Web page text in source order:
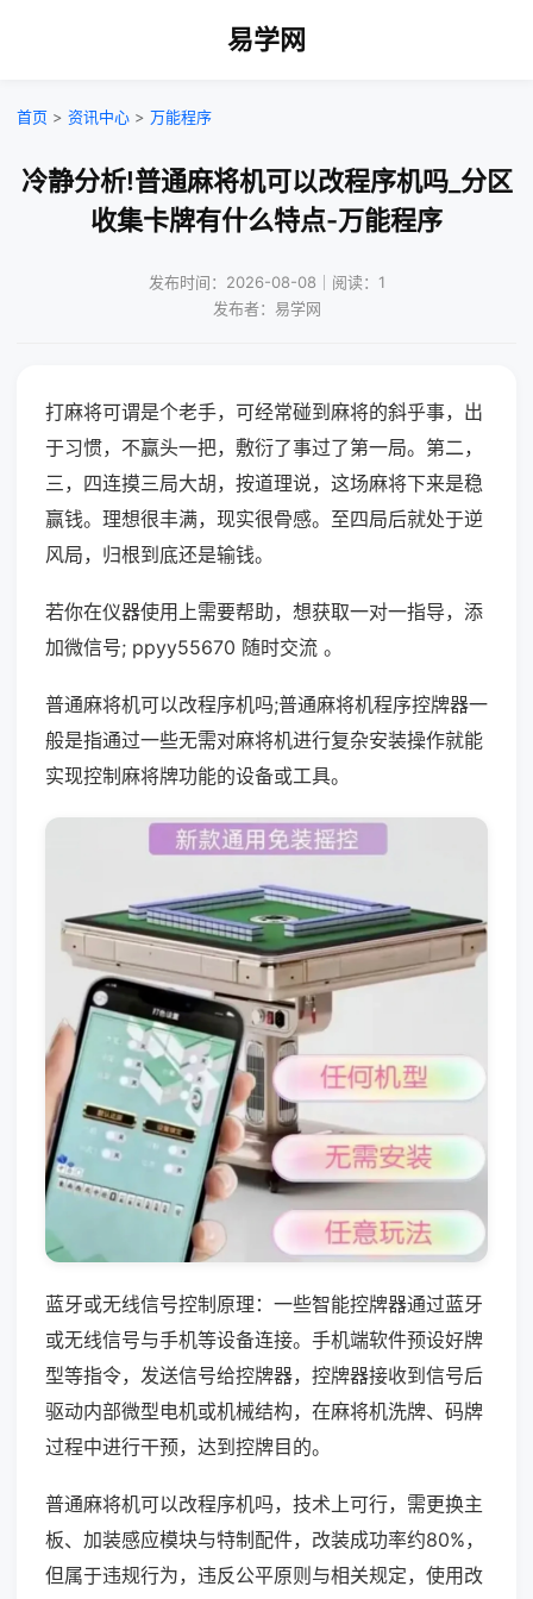
易学网
首页 > 资讯中心 > 万能程序
冷静分析!普通麻将机可以改程序机吗_分区
收集卡牌有什么特点-万能程序
发布时间：2026-08-08｜阅读：1
发布者：易学网
打麻将可谓是个老手，可经常碰到麻将的斜乎事，出
于习惯，不赢头一把，敷衍了事过了第一局。第二，
三，四连摸三局大胡，按道理说，这场麻将下来是稳
赢钱。理想很丰满，现实很骨感。至四局后就处于逆
风局，归根到底还是输钱。
若你在仪器使用上需要帮助，想获取一对一指导，添
加微信号; ppyy55670 随时交流 。
普通麻将机可以改程序机吗;普通麻将机程序控牌器一
般是指通过一些无需对麻将机进行复杂安装操作就能
实现控制麻将牌功能的设备或工具。
蓝牙或无线信号控制原理：一些智能控牌器通过蓝牙
或无线信号与手机等设备连接。手机端软件预设好牌
型等指令，发送信号给控牌器，控牌器接收到信号后
驱动内部微型电机或机械结构，在麻将机洗牌、码牌
过程中进行干预，达到控牌目的。
普通麻将机可以改程序机吗，技术上可行，需更换主
板、加装感应模块与特制配件，改装成功率约80%，
但属于违规行为，违反公平原则与相关规定，使用改